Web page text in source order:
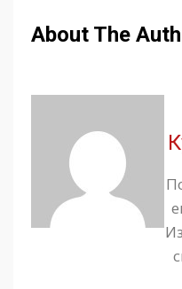
About The